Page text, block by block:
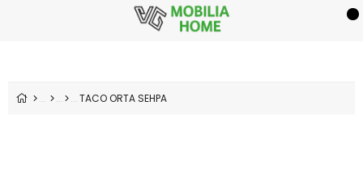
TACO ORTA SEHPA